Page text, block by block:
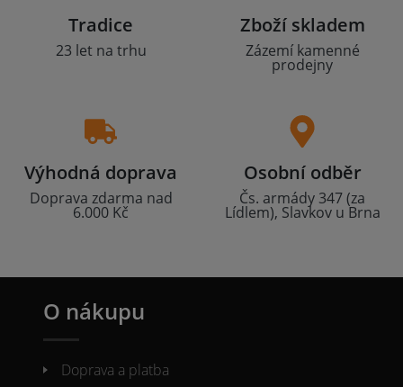
Tradice
23 let na trhu
Zboží skladem
Zázemí kamenné
prodejny
Výhodná doprava
Doprava zdarma nad
6.000 Kč
Osobní odběr
Čs. armády 347 (za
Lídlem), Slavkov u Brna
O nákupu
Doprava a platba